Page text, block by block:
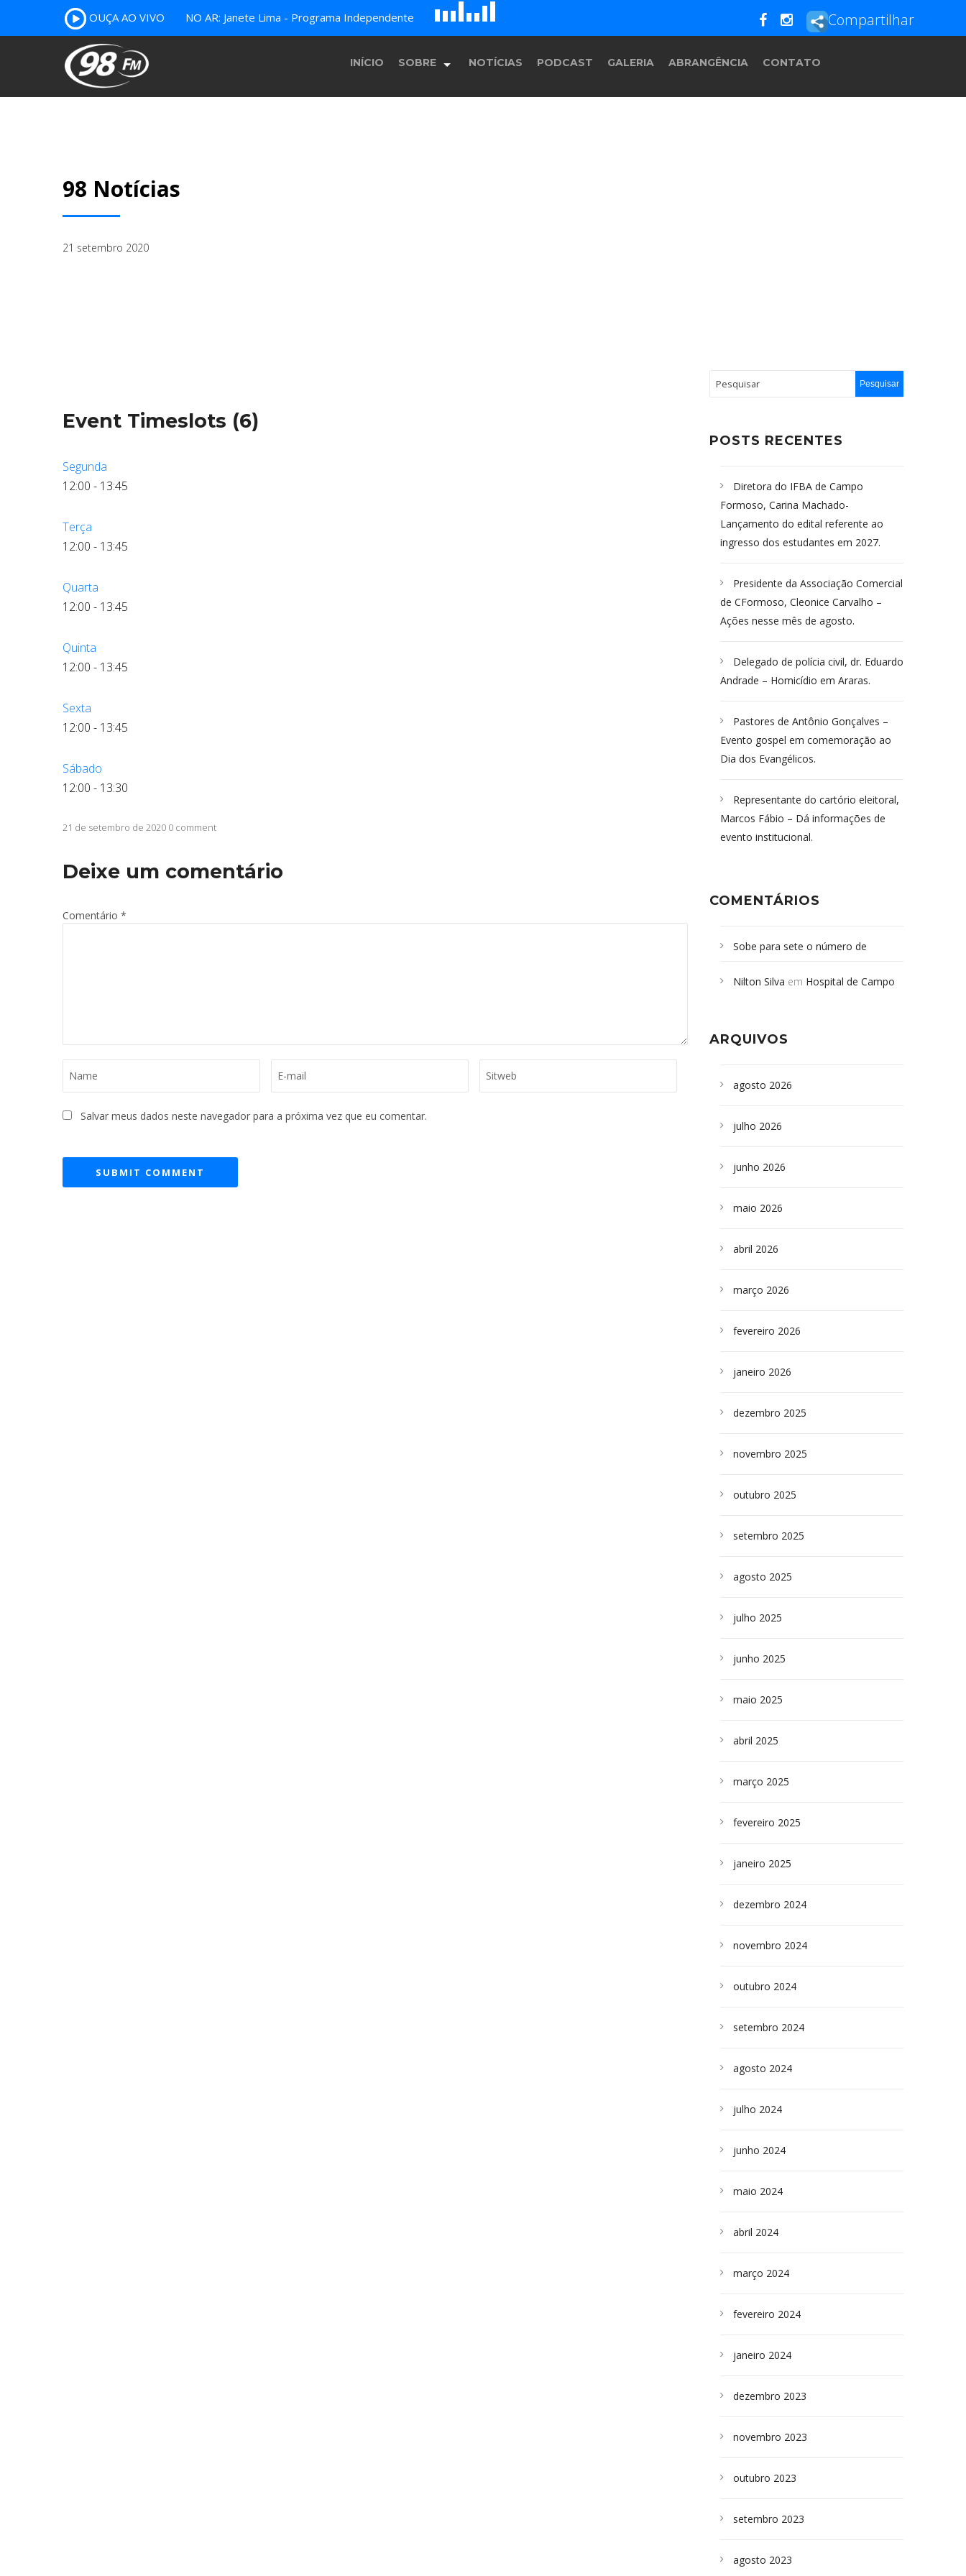
OUÇA AO VIVO NO AR: Janete Lima - Programa Independente
A D
E F GH Compartilhar
INÍCIO SOBRE NOTÍCIAS PODCAST GALERIA ABRANGÊNCIA CONTATO
98 Notícias
21 setembro 2020
Event Timeslots (6)
Segunda
12:00 - 13:45
Terça
12:00 - 13:45
Quarta
12:00 - 13:45
Quinta
12:00 - 13:45
Sexta
12:00 - 13:45
Sábado
12:00 - 13:30
21 de setembro de 2020 0 comment
Deixe um comentário
Comentário *
Salvar meus dados neste navegador para a próxima vez que eu comentar.
POSTS RECENTES
Diretora do IFBA de Campo
Formoso, Carina Machado-
Lançamento do edital referente ao
ingresso dos estudantes em 2027.
Presidente da Associação Comercial
de CFormoso, Cleonice Carvalho –
Ações nesse mês de agosto.
Delegado de polícia civil, dr. Eduardo
Andrade – Homicídio em Araras.
Pastores de Antônio Gonçalves –
Evento gospel em comemoração ao
Dia dos Evangélicos.
Representante do cartório eleitoral,
Marcos Fábio – Dá informações de
evento institucional.
COMENTÁRIOS
Sobe para sete o número de
desabamento em São Paulo - Revista
sepultados em SP
Nilton Silva em Hospital de Campo
ARQUIVOS
agosto 2026
julho 2026
junho 2026
maio 2026
abril 2026
março 2026
fevereiro 2026
janeiro 2026
dezembro 2025
novembro 2025
outubro 2025
setembro 2025
agosto 2025
julho 2025
junho 2025
maio 2025
abril 2025
março 2025
fevereiro 2025
janeiro 2025
dezembro 2024
novembro 2024
outubro 2024
setembro 2024
agosto 2024
julho 2024
junho 2024
maio 2024
abril 2024
março 2024
fevereiro 2024
janeiro 2024
dezembro 2023
novembro 2023
outubro 2023
setembro 2023
agosto 2023